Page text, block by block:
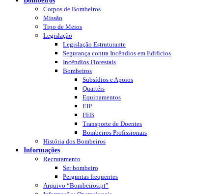
Corpos de Bombeiros
Missão
Tipo de Meios
Legislação
Legislação Estruturante
Segurança contra Incêndios em Edificios
Incêndios Florestais
Bombeiros
Subsídios e Apoios
Quartéis
Equipamentos
EIP
FEB
Transporte de Doentes
Bombeiros Profissionais
História dos Bombeiros
Informações
Recrutamento
Ser bombeiro
Perguntas frequentes
Arquivo “Bombeiros.pt”